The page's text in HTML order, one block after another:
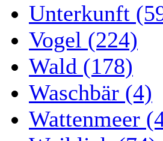
Unterkunft
Vogel (224)
Wald (178)
Waschbär (4)
Wattenmeer